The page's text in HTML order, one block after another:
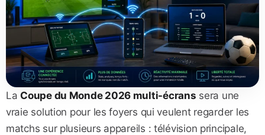
LaCoupe du Monde 2026 multi-écrans sera une
vraie solution pour les foyers qui veulent regarder les
matchs sur plusieurs appareils : télévision principale,